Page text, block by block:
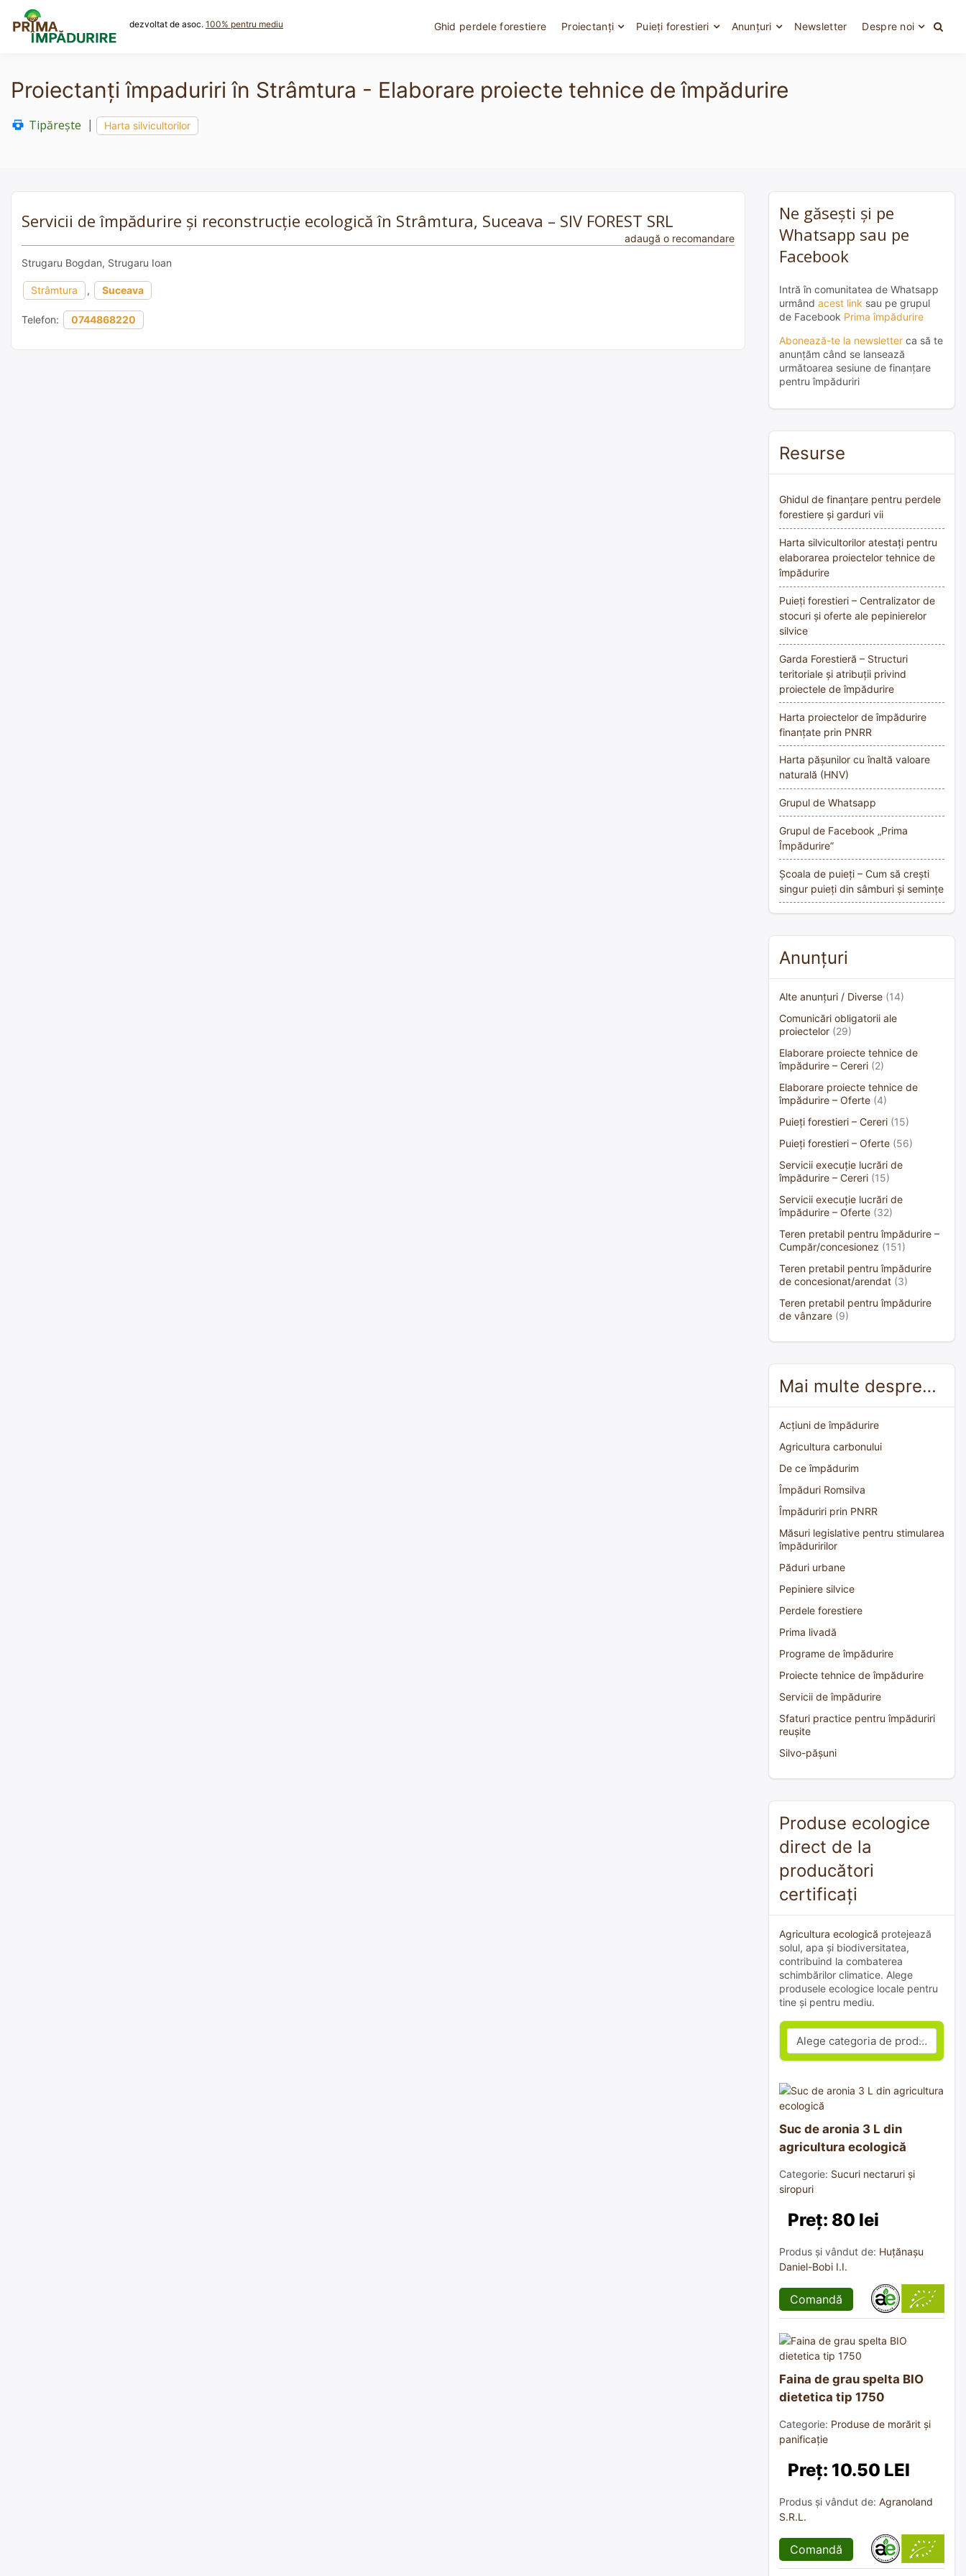
content
dezvoltat de asoc. 100% pentru mediu Ghid perdele forestiere Proiectanți Puieți forestieri Anunțuri Newsletter Despre noi
Proiectanți împaduriri în Strâmtura - Elaborare proiecte tehnice de împădurire
Tipărește Harta silvicultorilor
Servicii de împădurire și reconstrucție ecologică în Strâmtura, Suceava – SIV FOREST SRL
adaugă o recomandare
Strugaru Bogdan, Strugaru Ioan
Strâmtura , Suceava
Telefon: 0744868220
Ne găsești și pe
Whatsapp sau pe
Facebook
Intră în comunitatea de Whatsapp
urmând acest link sau pe grupul
de Facebook Prima împădurire
Abonează-te la newsletter ca să te
anunțăm când se lansează
următoarea sesiune de finanțare
pentru împăduriri
Resurse
Ghidul de finanțare pentru perdele
forestiere și garduri vii
Harta silvicultorilor atestați pentru
elaborarea proiectelor tehnice de
împădurire
Puieți forestieri – Centralizator de
stocuri și oferte ale pepinierelor
silvice
Garda Forestieră – Structuri
teritoriale și atribuții privind
proiectele de împădurire
Harta proiectelor de împădurire
finanțate prin PNRR
Harta pășunilor cu înaltă valoare
naturală (HNV)
Grupul de Whatsapp
Grupul de Facebook „Prima
Împădurire”
Școala de puieți – Cum să crești
singur puieți din sâmburi și semințe
Anunțuri
Alte anunțuri / Diverse (14)
Comunicări obligatorii ale
proiectelor (29)
Elaborare proiecte tehnice de
împădurire – Cereri (2)
Elaborare proiecte tehnice de
împădurire – Oferte (4)
Puieți forestieri – Cereri (15)
Puieți forestieri – Oferte (56)
Servicii execuție lucrări de
împădurire – Cereri (15)
Servicii execuție lucrări de
împădurire – Oferte (32)
Teren pretabil pentru împădurire –
Cumpăr/concesionez (151)
Teren pretabil pentru împădurire
de concesionat/arendat (3)
Teren pretabil pentru împădurire
de vânzare (9)
Mai multe despre…
Acțiuni de împădurire
Agricultura carbonului
De ce împădurim
Împăduri Romsilva
Împăduriri prin PNRR
Măsuri legislative pentru stimularea
împăduririlor
Păduri urbane
Pepiniere silvice
Perdele forestiere
Prima livadă
Programe de împădurire
Proiecte tehnice de împădurire
Servicii de împădurire
Sfaturi practice pentru împăduriri
reușite
Silvo-pășuni
Produse ecologice
direct de la
producători
certificați
Agricultura ecologică protejează
solul, apa și biodiversitatea,
contribuind la combaterea
schimbărilor climatice. Alege
produsele ecologice locale pentru
tine și pentru mediu.
Suc de aronia 3 L din
agricultura ecologică
Categorie: Sucuri nectaruri și
siropuri
Preț: 80 lei
Produs și vândut de: Huțănașu
Daniel-Bobi I.I.
Comandă
Faina de grau spelta BIO
dietetica tip 1750
Categorie: Produse de morărit și
panificație
Preț: 10.50 LEI
Produs și vândut de: Agranoland
S.R.L.
Comandă